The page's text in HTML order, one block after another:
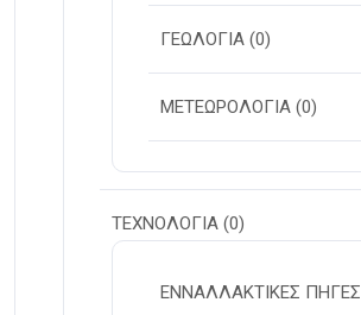
ΓΕΩΛΟΓΙΑ (0)
ΜΕΤΕΩΡΟΛΟΓΙΑ (0)
ΤΕΧΝΟΛΟΓΙΑ (0)
ΕΝΝΑΛΛΑΚΤΙΚΕΣ ΠΗΓΕΣ